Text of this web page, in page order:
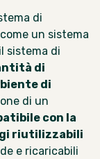
di
un sistema
sistema di
di
di
di un
con la
riutilizzabili
e ricaricabili